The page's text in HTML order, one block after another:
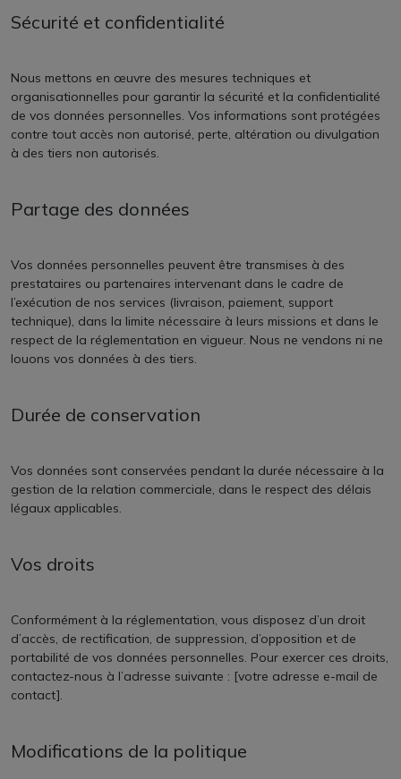
Sécurité et confidentialité
Nous mettons en œuvre des mesures techniques et
organisationnelles pour garantir la sécurité et la confidentialité
de vos données personnelles. Vos informations sont protégées
contre tout accès non autorisé, perte, altération ou divulgation
à des tiers non autorisés.
Partage des données
Vos données personnelles peuvent être transmises à des
prestataires ou partenaires intervenant dans le cadre de
l’exécution de nos services (livraison, paiement, support
technique), dans la limite nécessaire à leurs missions et dans le
respect de la réglementation en vigueur. Nous ne vendons ni ne
louons vos données à des tiers.
Durée de conservation
Vos données sont conservées pendant la durée nécessaire à la
gestion de la relation commerciale, dans le respect des délais
légaux applicables.
Vos droits
Conformément à la réglementation, vous disposez d’un droit
d’accès, de rectification, de suppression, d’opposition et de
portabilité de vos données personnelles. Pour exercer ces droits,
contactez-nous à l’adresse suivante : [votre adresse e-mail de
contact].
Modifications de la politique